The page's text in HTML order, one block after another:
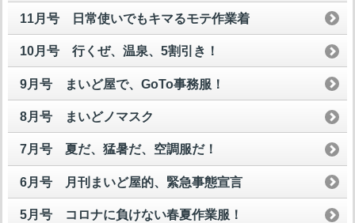
11月号 日常使いでもキマるモテ作業着
10月号 行くぜ、温泉、5割引き！
9月号 まいど屋で、GoTo事務服！
8月号 まいどノマスク
7月号 夏だ、猛暑だ、空調服だ！
6月号 月刊まいど屋的、緊急事態宣言
5月号 コロナに負けない春夏作業服！